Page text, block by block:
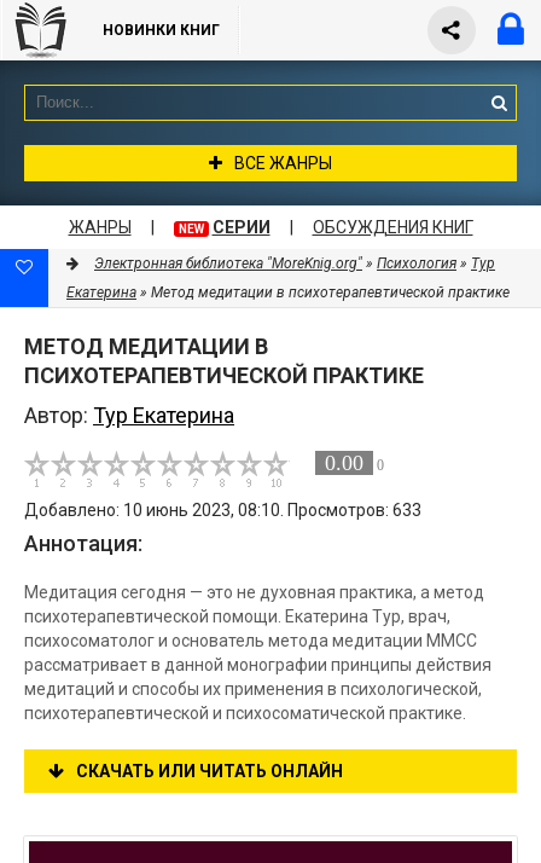
НОВИНКИ КНИГ
ВСЕ ЖАНРЫ
ЖАНРЫ NEW СЕРИИ ОБСУЖДЕНИЯ КНИГ
Электронная библиотека "MoreKnig.org" » Психология » Тур
Екатерина » Метод медитации в психотерапевтической практике
МЕТОД МЕДИТАЦИИ В
ПСИХОТЕРАПЕВТИЧЕСКОЙ ПРАКТИКЕ
Автор: Тур Екатерина
0.00 0
Добавлено: 10 июнь 2023, 08:10. Просмотров: 633
Аннотация:
Медитация сегодня — это не духовная практика, а метод
психотерапевтической помощи. Екатерина Тур, врач,
психосоматолог и основатель метода медитации MMCC
рассматривает в данной монографии принципы действия
медитаций и способы их применения в психологической,
психотерапевтической и психосоматической практике.
СКАЧАТЬ ИЛИ ЧИТАТЬ ОНЛАЙН